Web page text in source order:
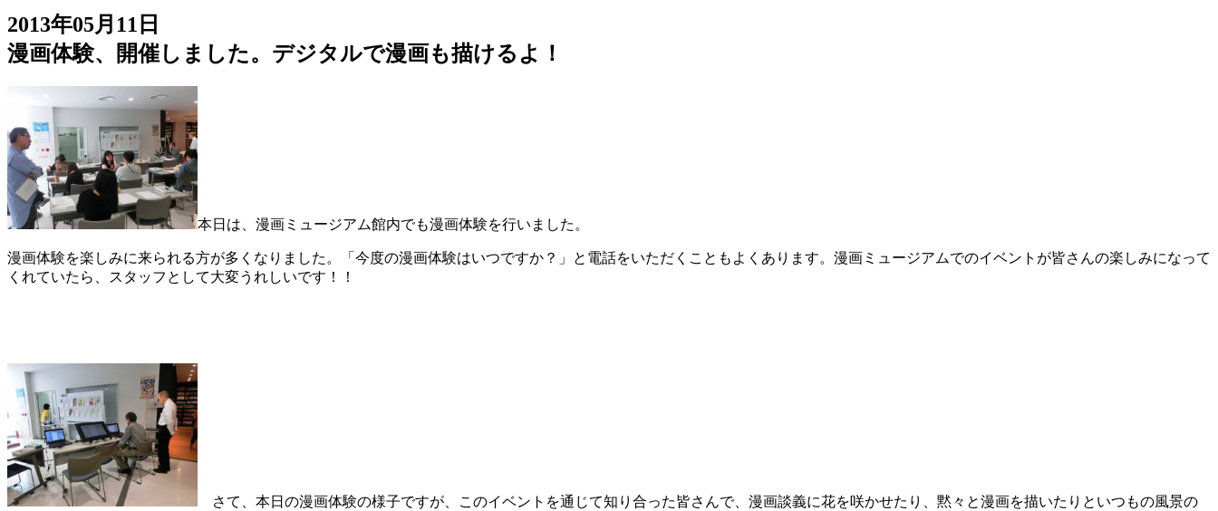
2013年05月11日
漫画体験、開催しました。デジタルで漫画も描けるよ！
本日は、漫画ミュージアム館内でも漫画体験を行いました。
漫画体験を楽しみに来られる方が多くなりました。「今度の漫画体験はいつですか？」と電話をいただくこともよくあります。漫画ミュージアムでのイベントが皆さんの楽しみになって
くれていたら、スタッフとして大変うれしいです！！
さて、本日の漫画体験の様子ですが、このイベントを通じて知り合った皆さんで、漫画談義に花を咲かせたり、黙々と漫画を描いたりといつもの風景の